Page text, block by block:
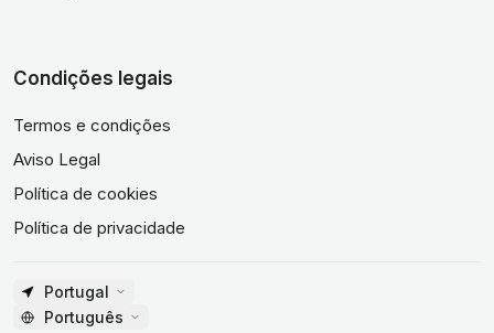
Condições legais
Termos e condições
Aviso Legal
Política de cookies
Política de privacidade
Portugal
Português